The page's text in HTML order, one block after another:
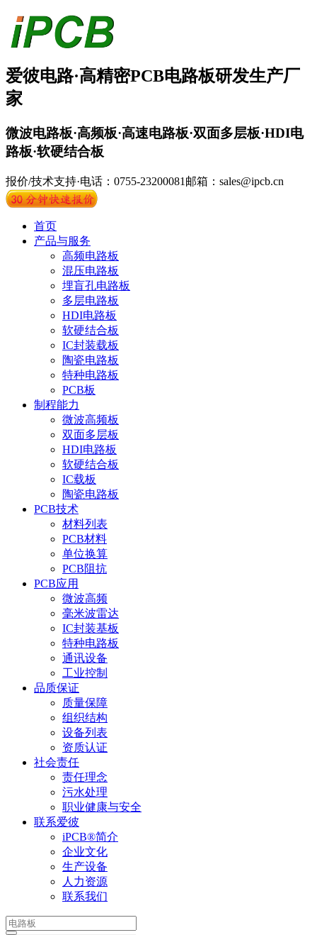
爱彼电路·高精密PCB电路板研发生产厂
家
微波电路板·高频板·高速电路板·双面多层板·HDI电
路板·软硬结合板
报价/技术支持·电话：0755-23200081 邮箱：sales@ipcb.cn
首页
产品与服务
高频电路板
混压电路板
埋盲孔电路板
多层电路板
HDI电路板
软硬结合板
IC封装载板
陶瓷电路板
特种电路板
PCB板
制程能力
微波高频板
双面多层板
HDI电路板
软硬结合板
IC载板
陶瓷电路板
PCB技术
材料列表
PCB材料
单位换算
PCB阻抗
PCB应用
微波高频
毫米波雷达
IC封装基板
特种电路板
通讯设备
工业控制
品质保证
质量保障
组织结构
设备列表
资质认证
社会责任
责任理念
污水处理
职业健康与安全
联系爱彼
iPCB®简介
企业文化
生产设备
人力资源
联系我们